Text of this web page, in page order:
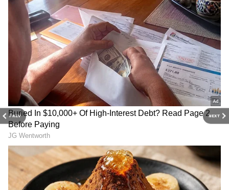
PREV NEXT
అవకాశం ఉంది. వర్షంతో పాటు గంటకు 40 నుంచి 50
కిలోమీటర్ల స్పీడ్‌తో ఈదురుగాలులు కూడా వీస్తాయని
అధికారులు తెలిపారు.